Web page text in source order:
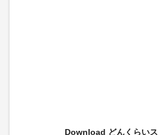
Download どんくらい